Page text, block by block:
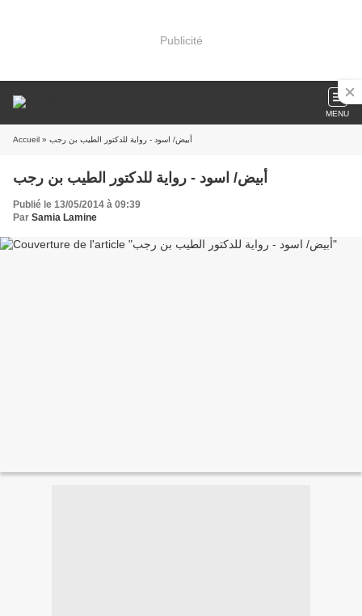
Publicité
MENU
Accueil » أبيض/ اسود - رواية للدكتور الطيب بن رجب
أبيض/ اسود - رواية للدكتور الطيب بن رجب
Publié le 13/05/2014 à 09:39
Par Samia Lamine